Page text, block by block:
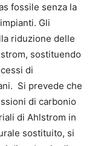
fossile senza la
Gli
riduzione delle
sostituendo
di
Si prevede che
di carbonio
di Ahlstrom in
sostituito, si